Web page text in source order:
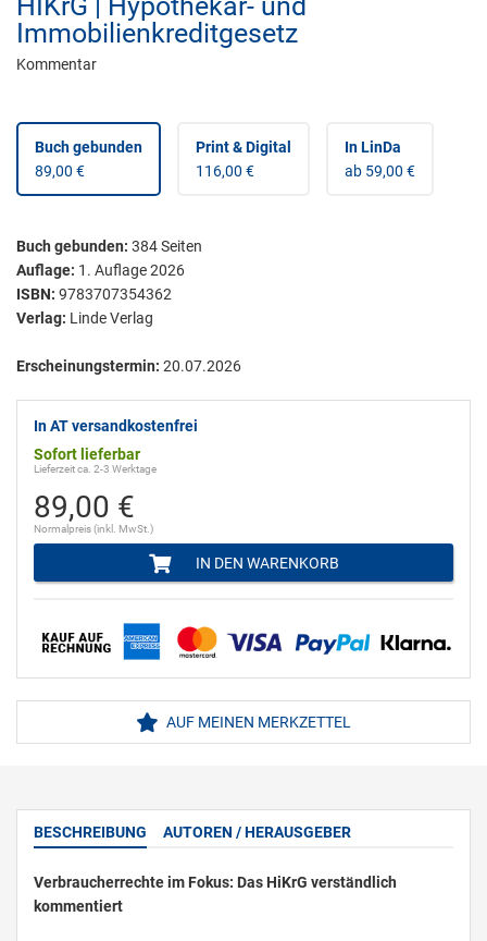
Immobilienkreditgesetz
Kommentar
Buch gebunden
89,00 €
Print & Digital
116,00 €
In LinDa
ab 59,00 €
Buch gebunden: 384Seiten
Auflage: 1. Auflage 2026
ISBN: 9783707354362
Verlag: Linde Verlag
Erscheinungstermin: 20.07.2026
In AT versandkostenfrei
Sofort lieferbar
Lieferzeit ca. 2-3 Werktage
89,00 €
Normalpreis (inkl. MwSt.)
IN DEN WARENKORB
AUF MEINEN MERKZETTEL
BESCHREIBUNG AUTOREN / HERAUSGEBER
Verbraucherrechte im Fokus: Das HiKrG verständlich
kommentiert